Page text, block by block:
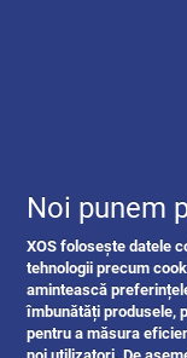
Noi punem
XOS folosește datele
tehnologii precum
amintească
îmbunătăți produsele,
pentru a măsura
noi utilizatori. De